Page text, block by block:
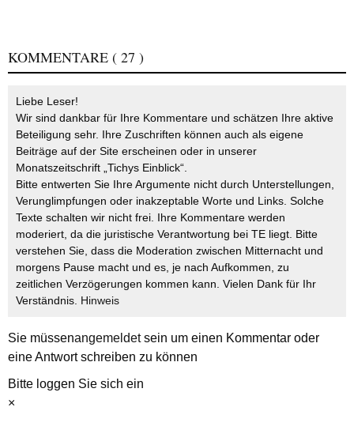
KOMMENTARE ( 27 )
Liebe Leser!
Wir sind dankbar für Ihre Kommentare und schätzen Ihre aktive
Beteiligung sehr. Ihre Zuschriften können auch als eigene
Beiträge auf der Site erscheinen oder in unserer
Monatszeitschrift „Tichys Einblick“.
Bitte entwerten Sie Ihre Argumente nicht durch Unterstellungen,
Verunglimpfungen oder inakzeptable Worte und Links. Solche
Texte schalten wir nicht frei. Ihre Kommentare werden
moderiert, da die juristische Verantwortung bei TE liegt. Bitte
verstehen Sie, dass die Moderation zwischen Mitternacht und
morgens Pause macht und es, je nach Aufkommen, zu
zeitlichen Verzögerungen kommen kann. Vielen Dank für Ihr
Verständnis. Hinweis
Sie müssenangemeldetsein um einen Kommentar oder
eine Antwort schreiben zu können
Bitte loggen Sie sich ein
×